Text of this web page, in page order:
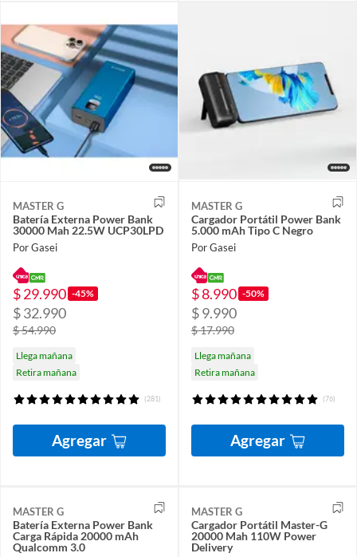
MASTER G
Batería Externa Power Bank
30000 Mah 22.5W UCP30LPD
Por Gasei
$ 29.990 -45%
$ 32.990
$ 54.990
Llega mañana
Retira mañana
(281)
Agregar
MASTER G
Cargador Portátil Power Bank
5.000 mAh Tipo C Negro
Por Gasei
$ 8.990 -50%
$ 9.990
$ 17.990
Llega mañana
Retira mañana
(76)
Agregar
MASTER G
Batería Externa Power Bank
Carga Rápida 20000 mAh
Qualcomm 3.0
MASTER G
Cargador Portátil Master-G
20000 Mah 110W Power
Delivery